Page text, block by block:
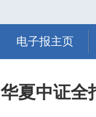
电子报主页
华夏中证全